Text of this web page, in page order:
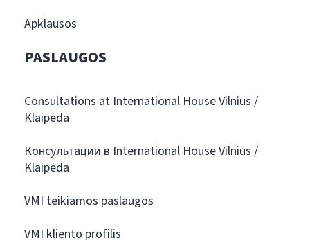
Apklausos
PASLAUGOS
Consultations at International House Vilnius /
Klaipėda
Консультации в International House Vilnius /
Klaipėda
VMI teikiamos paslaugos
VMI kliento profilis